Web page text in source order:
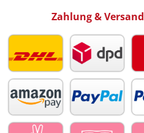
Zahlung & Versand